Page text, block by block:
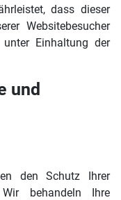
dass dieser
Websitebesucher
Einhaltung der
und
den Schutz Ihrer
behandeln Ihre